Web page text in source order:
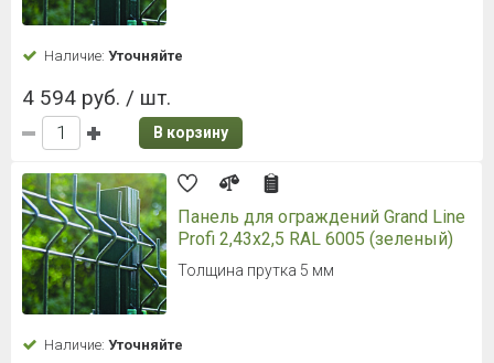
Наличие: Уточняйте
4 594 руб. / шт.
В корзину
Панель для ограждений Grand Line
Profi 2,43x2,5 RAL 6005 (зеленый)
Толщина прутка 5 мм
Наличие: Уточняйте